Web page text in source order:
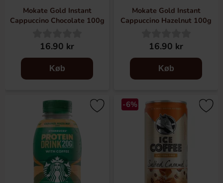
Mokate Gold Instant
Cappuccino Chocolate 100g
16.90 kr
Køb
Mokate Gold Instant
Cappuccino Hazelnut 100g
16.90 kr
Køb
-6%